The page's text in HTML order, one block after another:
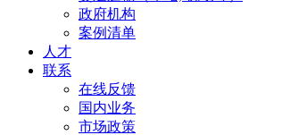
政府机构
案例清单
人才
联系
在线反馈
国内业务
市场政策